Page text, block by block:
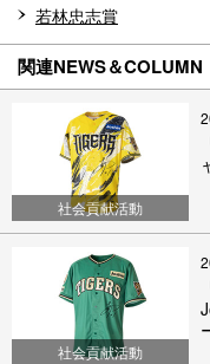
若林忠志賞
関連NEWS＆COLUMN
社会貢献活動
社会貢献活動